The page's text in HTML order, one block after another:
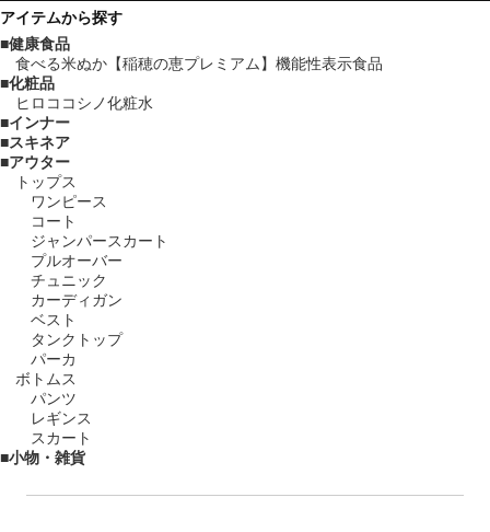
アイテムから探す
健康食品
食べる米ぬか【稲穂の恵プレミアム】機能性表示食品
化粧品
ヒロココシノ化粧水
インナー
スキネア
アウター
トップス
ワンピース
コート
ジャンパースカート
プルオーバー
チュニック
カーディガン
ベスト
タンクトップ
パーカ
ボトムス
パンツ
レギンス
スカート
小物・雑貨